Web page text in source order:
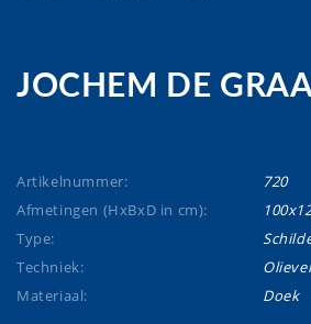
JOCHEM DE
Artikelnummer:
720
Afmetingen (HxBxD in cm):
Type:
Techniek:
Materiaal:
Doek